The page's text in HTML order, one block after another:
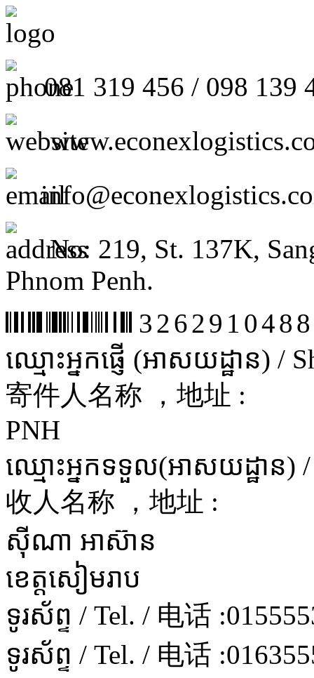
081 319 456 / 098 139
No: 219, St. 137K,
Phnom Penh.
3262910488
ឈ្មោះអ្នកផ្ញើ (អាសយដ្ឋាន) /
寄件人名称 ，地址 :
PNH
ឈ្មោះអ្នកទទួល(អាសយដ្ឋាន) /
收人名称 ，地址 :
ស៊ីណា អាស៊ាន
ខេត្តសៀមរាប
ទូរស័ព្ទ / Tel. / 电话 :
ទូរស័ព្ទ / Tel. / 电话 :